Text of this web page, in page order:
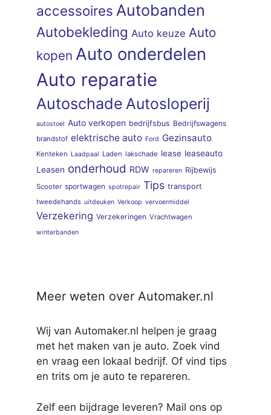
accessoires Autobanden
Autobekleding Auto keuze Auto
kopen Auto onderdelen
Auto reparatie
Autoschade Autosloperij
autostoel Auto verkopen bedrijfsbus Bedrijfswagens
brandstof elektrische auto Ford Gezinsauto
Kenteken Laadpaal Laden lakschade lease leaseauto
Leasen onderhoud RDW repareren Rijbewijs
Scooter sportwagen spotrepair Tips transport
tweedehands uitdeuken Verkoop vervoermiddel
Verzekering Verzekeringen Vrachtwagen
winterbanden
Meer weten over Automaker.nl
Wij van Automaker.nl helpen je graag
met het maken van je auto. Zoek vind
en vraag een lokaal bedrijf. Of vind tips
en trits om je auto te repareren.
Zelf een bijdrage leveren? Mail ons op